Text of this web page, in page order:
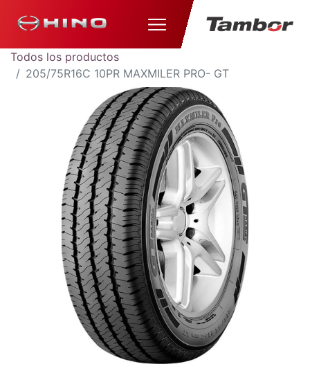
Todos los productos
205/75R16C 10PR MAXMILER PRO- GT